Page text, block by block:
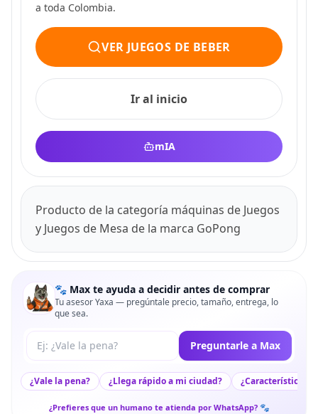
a toda Colombia.
VER JUEGOS DE BEBER
Ir al inicio
mIA
Producto de la categoría máquinas de Juegos
y Juegos de Mesa de la marca GoPong
🐾 Max te ayuda a decidir antes de comprar
Tu asesor Yaxa — pregúntale precio, tamaño, entrega, lo
que sea.
Tu pregunta a Max Preguntarle a Max
¿Vale la pena? ¿Llega rápido a mi ciudad? ¿Características
¿Prefieres que un humano te atienda por WhatsApp? 🐾